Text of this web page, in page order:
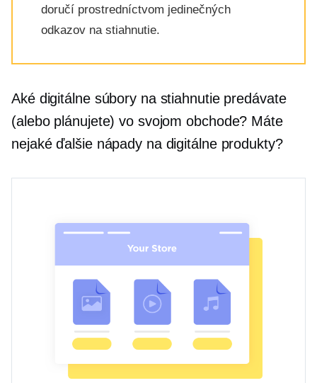
doručí prostredníctvom jedinečných
odkazov na stiahnutie.
Aké digitálne súbory na stiahnutie predávate
(alebo plánujete) vo svojom obchode? Máte
nejaké ďalšie nápady na digitálne produkty?